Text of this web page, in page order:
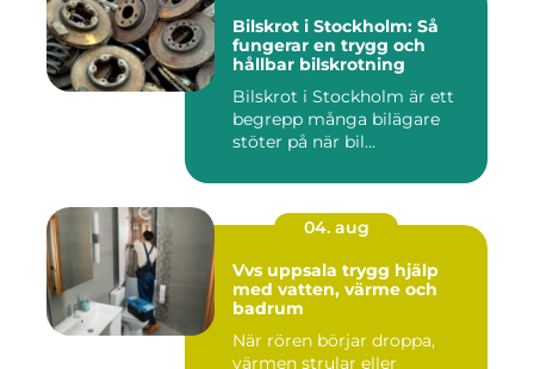
Bilskrot i Stockholm: Så
fungerar en trygg och
hållbar bilskrotning
Bilskrot i Stockholm är ett
begrepp många bilägare
stöter på när bil...
04. aug
Vvs uppsala trygg hjälp
med vatten, värme och
badrum
När rören börjar droppa,
värmen strular eller